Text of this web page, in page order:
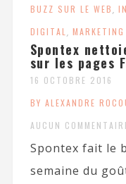
BUZZ SUR LE WEB,
DIGITAL , MARKETING
Spontex
sur les pages
16 OCTOBRE 2016
BY ALEXANDRE
AUCUN
Spontex fait le
semaine du